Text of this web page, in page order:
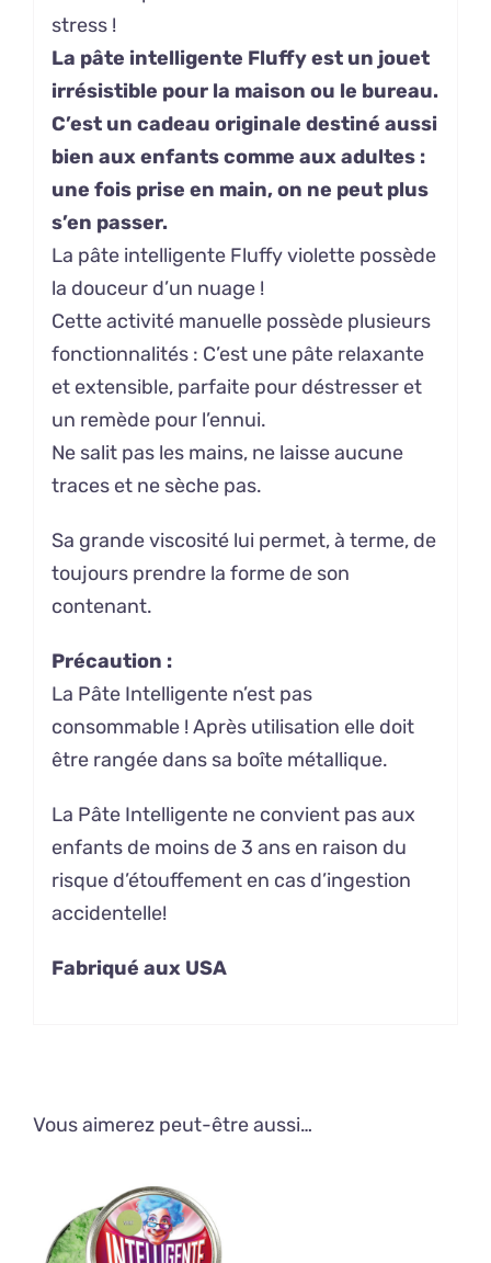
stress !
La pâte intelligente Fluffy est un jouet
irrésistible pour la maison ou le bureau.
C’est un cadeau originale destiné aussi
bien aux enfants comme aux adultes :
une fois prise en main, on ne peut plus
s’en passer.
La pâte intelligente Fluffy violette possède
la douceur d’un nuage !
Cette activité manuelle possède plusieurs
fonctionnalités : C’est une pâte relaxante
et extensible, parfaite pour déstresser et
un remède pour l’ennui.
Ne salit pas les mains, ne laisse aucune
traces et ne sèche pas.
Sa grande viscosité lui permet, à terme, de
toujours prendre la forme de son
contenant.
Précaution :
La Pâte Intelligente n’est pas
consommable ! Après utilisation elle doit
être rangée dans sa boîte métallique.
La Pâte Intelligente ne convient pas aux
enfants de moins de 3 ans en raison du
risque d’étouffement en cas d’ingestion
accidentelle!
Fabriqué aux USA
Vous aimerez peut-être aussi…
AJOUTER AU